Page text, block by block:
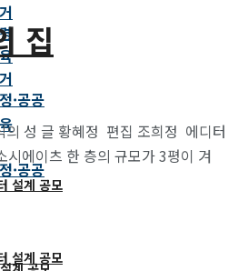
·공공
설계 공모
·공공
설계 공모
집
의 성 글 황혜정 편집 조희정 에디터
에이츠 한 층의 규모가 3평이 겨